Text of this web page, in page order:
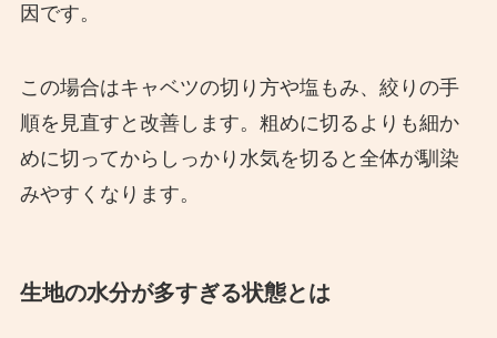
因です。
この場合はキャベツの切り方や塩もみ、絞りの手
順を見直すと改善します。粗めに切るよりも細か
めに切ってからしっかり水気を切ると全体が馴染
みやすくなります。
生地の水分が多すぎる状態とは